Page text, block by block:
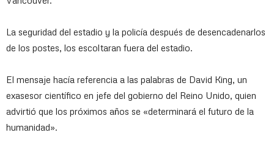
La seguridad del estadio y la policía después de desencadenarlos
de los postes, los escoltaran fuera del estadio.
El mensaje hacía referencia a las palabras de David King, un
exasesor científico en jefe del gobierno del Reino Unido, quien
advirtió que los próximos años se «determinará el futuro de la
humanidad».